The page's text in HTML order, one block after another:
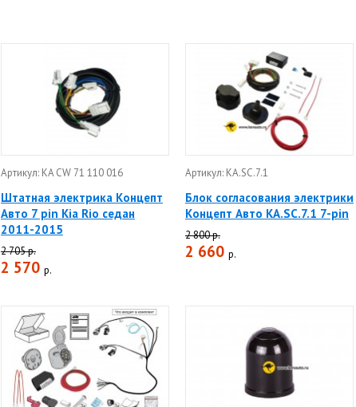
Артикул: KA CW 71 110 016
Штатная электрика Концепт
Авто 7 pin Kia Rio седан
2011-2015
2 705 р.
2 570 р.
Артикул: KA.SC.7.1
Блок согласования электрики
Концепт Авто KA.SC.7.1 7-pin
2 800 р.
2 660 р.